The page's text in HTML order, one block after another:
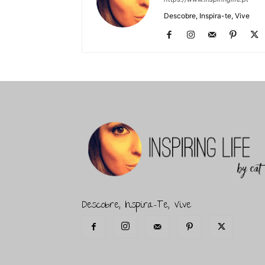
Descobre, Inspira-te, Vive
Descobre, Inspira-Te, Vive